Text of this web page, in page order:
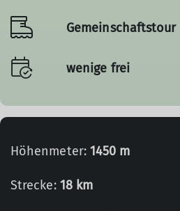
Gemeinschaftstour
wenige frei
Höhenmeter: 1450 m
Strecke: 18 km